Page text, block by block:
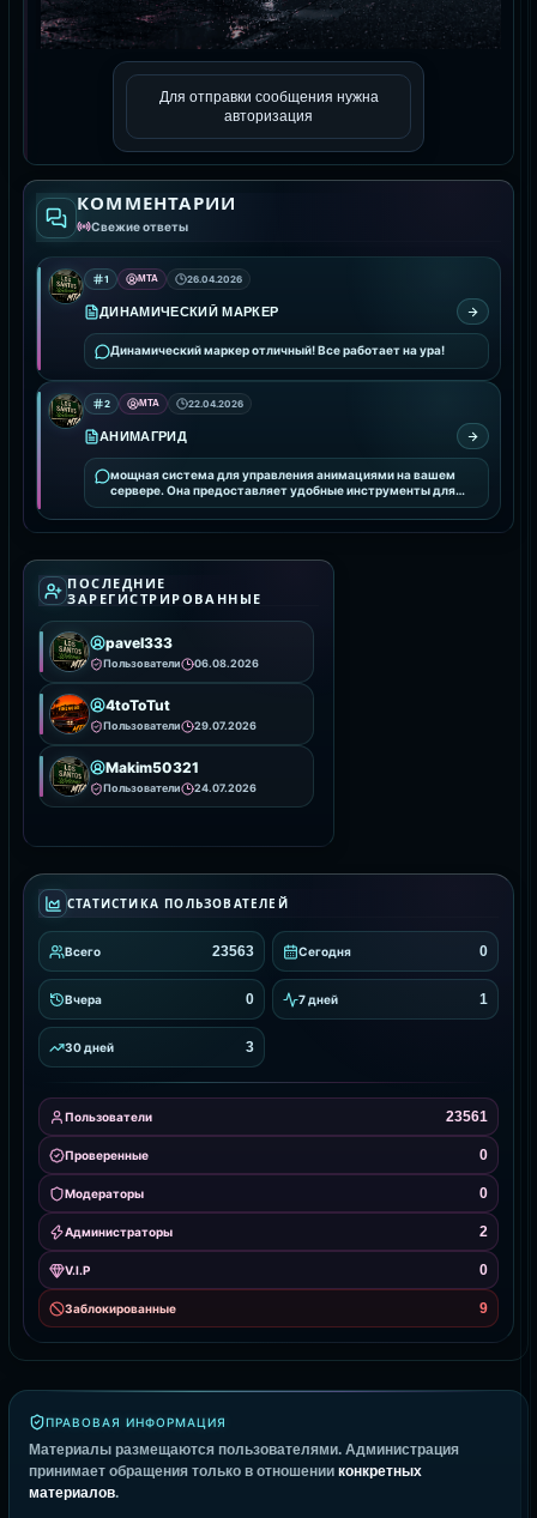
Для отправки сообщения нужна
авторизация
КОММЕНТАРИИ
Свежие ответы
1 MTA 26.04.2026
ДИНАМИЧЕСКИЙ МАРКЕР
Динамический маркер отличный! Все работает на ура!
2 MTA 22.04.2026
АНИМАГРИД
мощная система для управления анимациями на вашем
сервере. Она предоставляет удобные инструменты для
интеграции и настройки анимаций, улучшая визуальное
ПОСЛЕДНИЕ
ЗАРЕГИСТРИРОВАННЫЕ
pavel333
Пользователи 06.08.2026
4toToTut
Пользователи 29.07.2026
Makim50321
Пользователи 24.07.2026
СТАТИСТИКА ПОЛЬЗОВАТЕЛЕЙ
Всего 23563 Сегодня 0
Вчера 0 7 дней 1
30 дней 3
Пользователи 23561
Проверенные 0
Модераторы 0
Администраторы 2
V.I.P 0
Заблокированные 9
ПРАВОВАЯ ИНФОРМАЦИЯ
Материалы размещаются пользователями. Администрация
принимает обращения только в отношении конкретных
материалов.